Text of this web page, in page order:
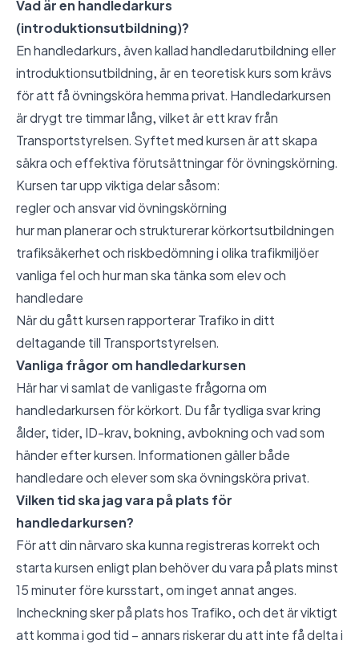
Vad är en handledarkurs
(introduktionsutbildning)?
En handledarkurs, även kallad handledarutbildning eller
introduktionsutbildning, är en teoretisk kurs som krävs
för att få övningsköra hemma privat. Handledarkursen
är drygt tre timmar lång, vilket är ett krav från
Transportstyrelsen. Syftet med kursen är att skapa
säkra och effektiva förutsättningar för övningskörning.
Kursen tar upp viktiga delar såsom:
regler och ansvar vid övningskörning
hur man planerar och strukturerar körkortsutbildningen
trafiksäkerhet och riskbedömning i olika trafikmiljöer
vanliga fel och hur man ska tänka som elev och
handledare
När du gått kursen rapporterar Trafiko in ditt
deltagande till Transportstyrelsen.
Vanliga frågor om handledarkursen
Här har vi samlat de vanligaste frågorna om
handledarkursen för körkort. Du får tydliga svar kring
ålder, tider, ID-krav, bokning, avbokning och vad som
händer efter kursen. Informationen gäller både
handledare och elever som ska övningsköra privat.
Vilken tid ska jag vara på plats för
handledarkursen?
För att din närvaro ska kunna registreras korrekt och
starta kursen enligt plan behöver du vara på plats minst
15 minuter före kursstart, om inget annat anges.
Incheckning sker på plats hos Trafiko, och det är viktigt
att komma i god tid – annars riskerar du att inte få delta i